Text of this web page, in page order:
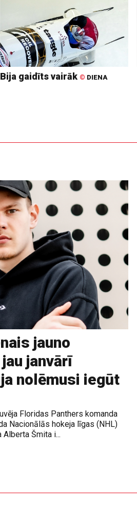
Bija gaidīts vairāk © DIENA
jauno
janvārī
nolēmusi iegūt
Floridas Panthers komanda
Nacionālās hokeja līgas (NHL)
Šmita i...